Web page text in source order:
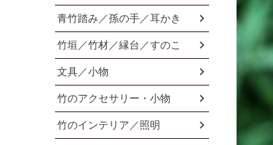
青竹踏み／孫の手／耳かき
竹垣／竹材／縁台／すのこ
文具／小物
竹のアクセサリー・小物
竹のインテリア／照明